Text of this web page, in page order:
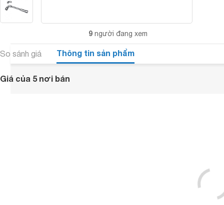
9 người đang xem
So sánh giá Thông tin sản phẩm
Giá của 5 nơi bán